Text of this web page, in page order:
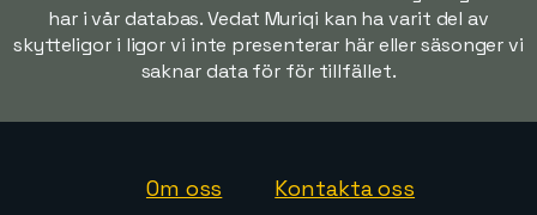
har i vår databas. Vedat Muriqi kan ha varit del av
skytteligor i ligor vi inte presenterar här eller säsonger vi
saknar data för för tillfället.
Om oss
Kontakta oss